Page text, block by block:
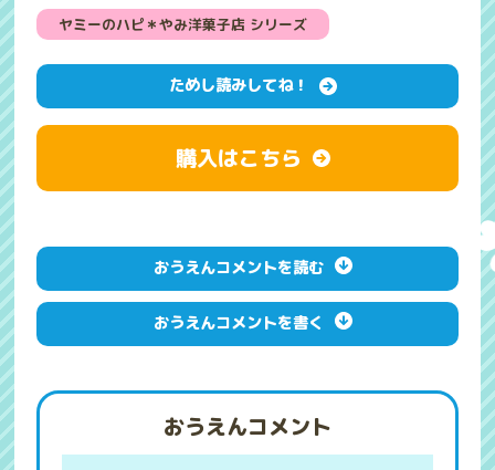
ヤミーのハピ＊やみ洋菓子店 シリーズ
ためし読みしてね！
購入はこちら
おうえんコメントを読む
おうえんコメントを書く
おうえんコメント